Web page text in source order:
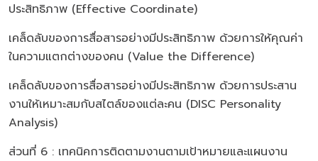
ประสิทธิภาพ (Effective Coordinate)
เคล็ดลับของการสื่อสารอย่างมีประสิทธิภาพ ด้วยการให้คุณค่า
ในความแตกต่างของคน (Value the Difference)
เคล็ดลับของการสื่อสารอย่างมีประสิทธิภาพ ด้วยการประสาน
งานให้เหมาะสมกับสไตล์ของแต่ละคน (DISC Personality
Analysis)
ส่วนที่ 6 : เทคนิคการติดตามงานตามเป้าหมายและแผนงาน